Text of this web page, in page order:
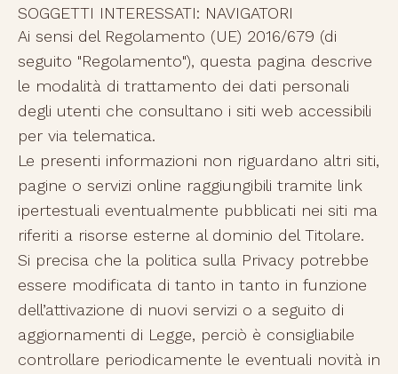
SOGGETTI INTERESSATI: NAVIGATORI
Ai sensi del Regolamento (UE) 2016/679 (di
seguito "Regolamento"), questa pagina descrive
le modalità di trattamento dei dati personali
degli utenti che consultano i siti web accessibili
per via telematica.
Le presenti informazioni non riguardano altri siti,
pagine o servizi online raggiungibili tramite link
ipertestuali eventualmente pubblicati nei siti ma
riferiti a risorse esterne al dominio del Titolare.
Si precisa che la politica sulla Privacy potrebbe
essere modificata di tanto in tanto in funzione
dell’attivazione di nuovi servizi o a seguito di
aggiornamenti di Legge, perciò è consigliabile
controllare periodicamente le eventuali novità in